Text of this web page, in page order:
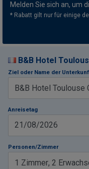
Melden Sie sich an, um
* Rabatt gilt nur für einige
B&B Hotel
Ziel oder Name der
Anreisetag
21/08/2026
Personen/Zimmer
1 Zimmer, 2